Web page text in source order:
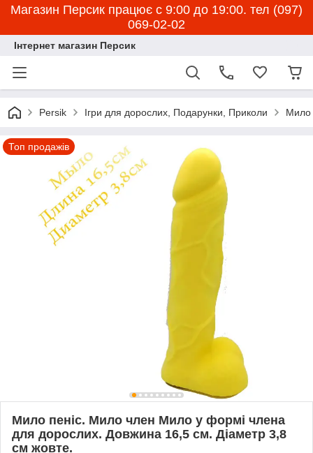
Магазин Персик працює с 9:00 до 19:00. тел (097)
069-02-02
Інтернет магазин Персик
Persik Ігри для дорослих, Подарунки, Приколи Мило
Топ продажів
Мило пеніс. Мило член Мило у формі члена
для дорослих. Довжина 16,5 см. Діаметр 3,8
см жовте.